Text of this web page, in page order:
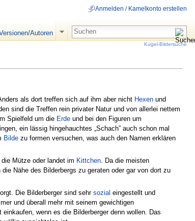
als dort treffen sich auf ihm aber nicht Hexen und
sind die Treffen rein privater Natur und von allerlei nettem
Spielfeld um die Erde und bei den Figuren um
ein lässig hingehauchtes „Schach” auch schon mal
Bilde zu formen versuchen, was auch den Namen erklären
Mütze oder landet im Kittchen . Da die meisten
Nähe des Bilderbergs zu geraten oder gar von dort zu
Die Bilderberger sind sehr sozial eingestellt und
und überall mehr mit seinem gewichtigen
einkaufen, wenn es die Bilderberger denn wollen. Das
Anmelden / Kamelkonto erstellen
Autoren
Kugel-Bildersuche